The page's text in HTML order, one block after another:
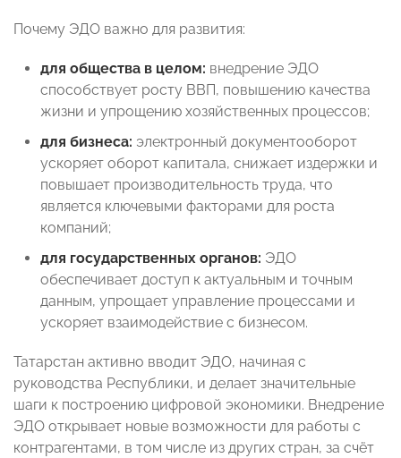
Почему ЭДО важно для развития:
для общества в целом: внедрение ЭДО
способствует росту ВВП, повышению качества
жизни и упрощению хозяйственных процессов;
для бизнеса: электронный документооборот
ускоряет оборот капитала, снижает издержки и
повышает производительность труда, что
является ключевыми факторами для роста
компаний;
для государственных органов: ЭДО
обеспечивает доступ к актуальным и точным
данным, упрощает управление процессами и
ускоряет взаимодействие с бизнесом.
Татарстан активно вводит ЭДО, начиная с
руководства Республики, и делает значительные
шаги к построению цифровой экономики. Внедрение
ЭДО открывает новые возможности для работы с
контрагентами, в том числе из других стран, за счёт